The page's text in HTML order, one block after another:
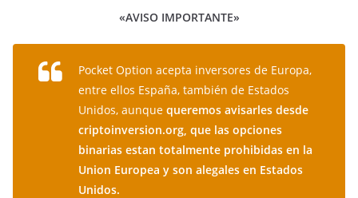
«AVISO IMPORTANTE»
Pocket Option acepta inversores de Europa,
entre ellos España, también de Estados
Unidos, aunque queremos avisarles desde
criptoinversion.org, que las opciones
binarias estan totalmente prohibidas en la
Union Europea y son alegales en Estados
Unidos.